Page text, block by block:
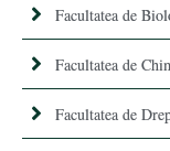
Facultatea de
Facultatea de
Facultatea de